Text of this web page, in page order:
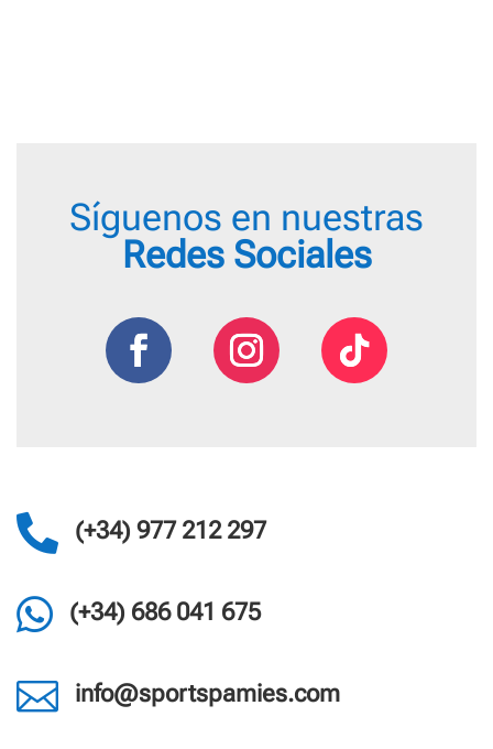
Síguenos en nuestras
Redes Sociales
 (+34) 977 212 297
 (+34) 686 041 675
 info@sportspamies.com